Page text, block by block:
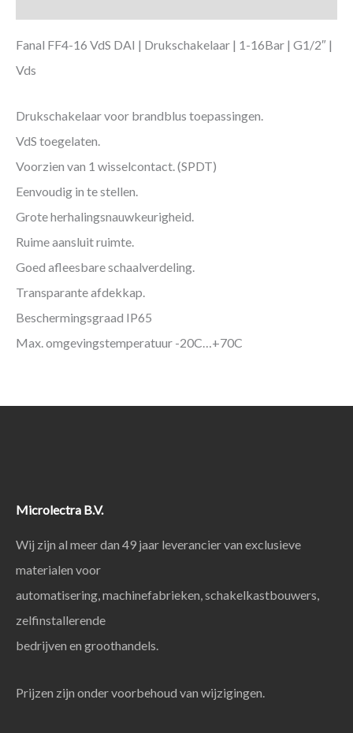
Fanal FF4-16 VdS DAI | Drukschakelaar | 1-16Bar | G1/2″ |
Vds
Drukschakelaar voor brandblus toepassingen.
VdS toegelaten.
Voorzien van 1 wisselcontact. (SPDT)
Eenvoudig in te stellen.
Grote herhalingsnauwkeurigheid.
Ruime aansluit ruimte.
Goed afleesbare schaalverdeling.
Transparante afdekkap.
Beschermingsgraad IP65
Max. omgevingstemperatuur -20C…+70C
Microlectra B.V.
Wij zijn al meer dan 49 jaar leverancier van exclusieve
materialen voor
automatisering, machinefabrieken, schakelkastbouwers,
zelfinstallerende
bedrijven en groothandels.
Prijzen zijn onder voorbehoud van wijzigingen.